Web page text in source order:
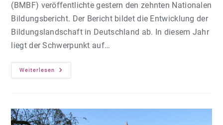
(BMBF) veröffentlichte gestern den zehnten Nationalen
Bildungsbericht. Der Bericht bildet die Entwicklung der
Bildungslandschaft in Deutschland ab. In diesem Jahr
liegt der Schwerpunkt auf…
Weiterlesen
Nationaler
Bildungsbericht